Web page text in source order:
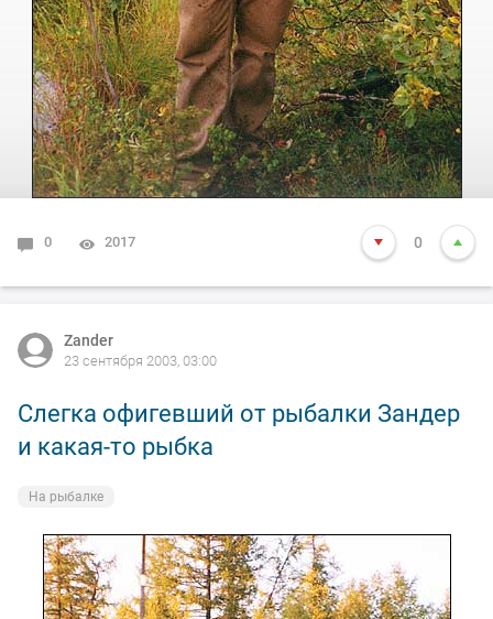
0 2017 0
Zander
23 сентября 2003, 03:00
Слегка офигевший от рыбалки Зандер
и какая-то рыбка
На рыбалке